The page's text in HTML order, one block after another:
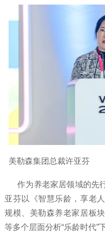
美勒森集团总裁许亚芬
作为养老家居领域的先
亚芬以《智慧乐龄，享老
规模、美勒森养老家居板
等多个层面分析“乐龄时代”